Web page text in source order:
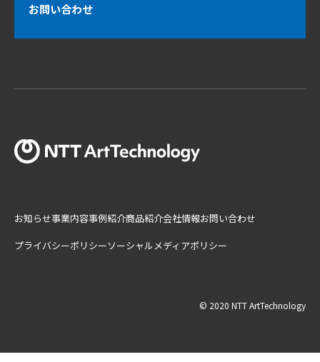
お問い合わせ
お知らせ事業内容事例紹介商品紹介会社情報お問い合わせ
プライバシーポリシーソーシャルメディアポリシー
© 2020 NTT ArtTechnology